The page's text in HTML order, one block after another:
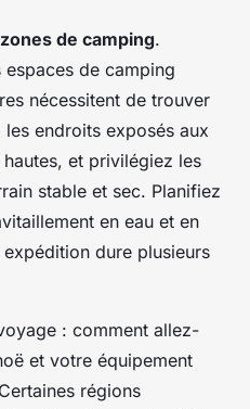
zones de camping.
de camping
nécessitent de trouver
endroits exposés aux
et privilégiez les
stable et sec. Planifiez
en eau et en
dure plusieurs
: comment allez-
et votre équipement
régions